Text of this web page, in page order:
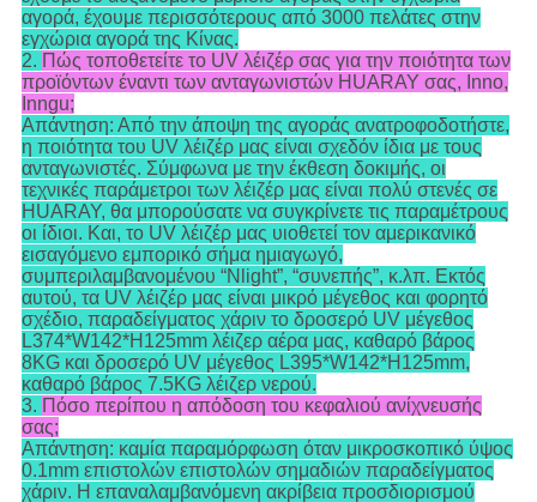
αγορά, έχουμε περισσότερους από 3000 πελάτες στην
εγχώρια αγορά της Κίνας.
2. Πώς τοποθετείτε το UV λέιζέρ σας για την ποιότητα των
προϊόντων έναντι των ανταγωνιστών HUARAY σας, Inno,
Inngu;
Απάντηση: Από την άποψη της αγοράς ανατροφοδοτήστε,
η ποιότητα του UV λέιζέρ μας είναι σχεδόν ίδια με τους
ανταγωνιστές. Σύμφωνα με την έκθεση δοκιμής, οι
τεχνικές παράμετροι των λέιζέρ μας είναι πολύ στενές σε
HUARAY, θα μπορούσατε να συγκρίνετε τις παραμέτρους
οι ίδιοι. Και, το UV λέιζέρ μας υιοθετεί τον αμερικανικό
εισαγόμενο εμπορικό σήμα ημιαγωγό,
συμπεριλαμβανομένου “Nlight”, “συνεπής”, κ.λπ. Εκτός
αυτού, τα UV λέιζέρ μας είναι μικρό μέγεθος και φορητό
σχέδιο, παραδείγματος χάριν το δροσερό UV μέγεθος
L374*W142*H125mm λέιζερ αέρα μας, καθαρό βάρος
8KG και δροσερό UV μέγεθος L395*W142*H125mm,
καθαρό βάρος 7.5KG λέιζερ νερού.
3. Πόσο περίπου η απόδοση του κεφαλιού ανίχνευσής
σας;
Απάντηση: καμία παραμόρφωση όταν μικροσκοπικό ύψος
0.1mm επιστολών επιστολών σημαδιών παραδείγματος
χάριν. Η επαναλαμβανόμενη ακρίβεια προσδιορισμού